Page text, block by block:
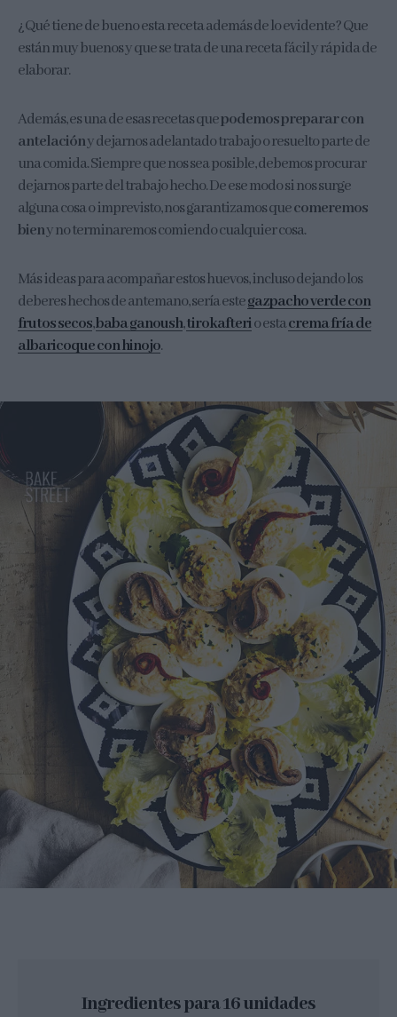
¿Qué tiene de bueno esta receta además de lo evidente? Que
están muy buenos y que se trata de una receta fácil y rápida de
elaborar.
Además, es una de esas recetas quepodemos preparar con
antelacióny dejarnos adelantado trabajo o resuelto parte de
una comida. Siempre que nos sea posible, debemos procurar
dejarnos parte del trabajo hecho. De ese modo si nos surge
alguna cosa o imprevisto, nos garantizamos quecomeremos
bieny no terminaremos comiendo cualquier cosa.
Más ideas para acompañar estos huevos, incluso dejando los
deberes hechos de antemano, sería estegazpacho verde con
frutos secos,baba ganoush,tirokafterio estacrema fría de
albaricoque con hinojo.
Ingredientes para 16 unidades